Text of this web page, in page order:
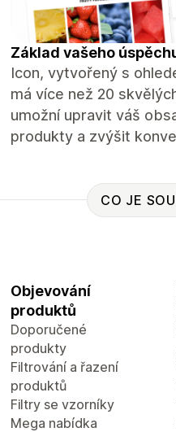
Základ vašeho
Icon, vytvořený s
má více než 20
umožní upravit váš
produkty a zvýšit
CO JE
Objevování
produktů
Doporučené
produkty
Filtrování a řazení
produktů
Filtry se vzorníky
Mega nabídka